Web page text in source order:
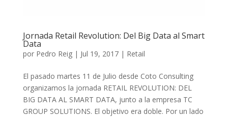
Jornada Retail Revolution: Del Big Data al Smart
Data
por Pedro Reig| Jul 19, 2017| Retail
El pasado martes 11 de Julio desde Coto Consulting
organizamos la jornada RETAIL REVOLUTION: DEL
BIG DATA AL SMART DATA, junto a la empresa TC
GROUP SOLUTIONS. El objetivo era doble. Por un lado